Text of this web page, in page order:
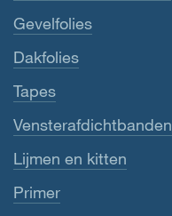
Gevelfolies
Dakfolies
Tapes
Vensterafdichtbanden
Lijmen en kitten
Primer